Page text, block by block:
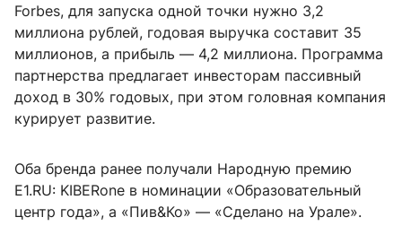
Forbes, для запуска одной точки нужно 3,2
миллиона рублей, годовая выручка составит 35
миллионов, а прибыль — 4,2 миллиона. Программа
партнерства предлагает инвесторам пассивный
доход в 30% годовых, при этом головная компания
курирует развитие.
Оба бренда ранее получали Народную премию
E1.RU: KIBERone в номинации «Образовательный
центр года», а «Пив&Ко» — «Сделано на Урале».